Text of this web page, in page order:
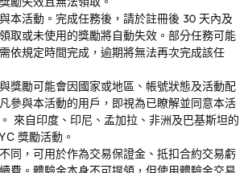
本活動。完成任務後，請於註冊後 30 天內及
取或未使用的獎勵將自動失效。部分任務可能
依規定時間完成，逾期將無法再次完成該任
獎勵可能會因國家或地區、帳號狀態及活動配
參與本活動的用戶，即視為已瞭解並同意本活
來自印度、印尼、孟加拉、非洲及巴基斯坦的
獎勵活動。
同，可用於作為交易保證金、抵扣合約交易虧
費。體驗金本身不可提領，但使用體驗金交易